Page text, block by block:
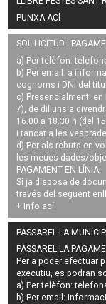
PUNXA ACÍ
SOL·LICITUD I
a) Per telèfon:
b) Per email: a
cognoms i DNI del
c) Presencialment:
7), de dilluns a
16.00 a 18.30 h (del
i tancat a les
d) Per als rebuts en
les meues dades/
PAGAMENT EN LÍNIA:
Si ja disposa de
través del següent
+ Info ací.
PASSAREL·LA
PASSAREL·LA
Per a poder efectuar
executiu, es podran
a) Per telèfon:
b) Per email: